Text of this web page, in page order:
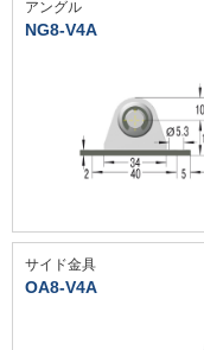
アングル
NG8-V4A
サイド金具
OA8-V4A